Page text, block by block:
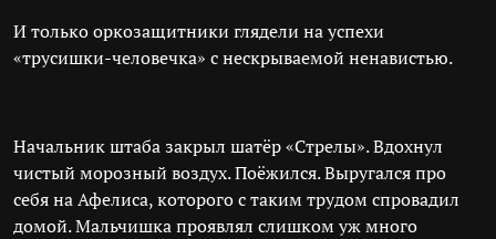
И только оркозащитники глядели на успехи
«трусишки-человечка» с нескрываемой ненавистью.
Начальник штаба закрыл шатёр «Стрелы». Вдохнул
чистый морозный воздух. Поёжился. Выругался про
себя на Афелиса, которого с таким трудом спровадил
домой. Мальчишка проявлял слишком уж много